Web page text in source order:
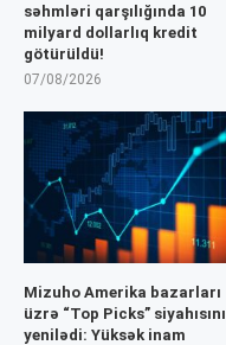
səhmləri qarşılığında 10
milyard dollarlıq kredit
götürüldü!
07/08/2026
Mizuho Amerika bazarları
üzrə “Top Picks” siyahısını
yenilədi: Yüksək inam